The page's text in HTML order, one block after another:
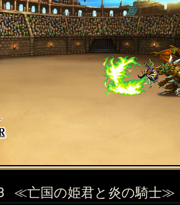
≪亡国の姫君と炎の騎士≫